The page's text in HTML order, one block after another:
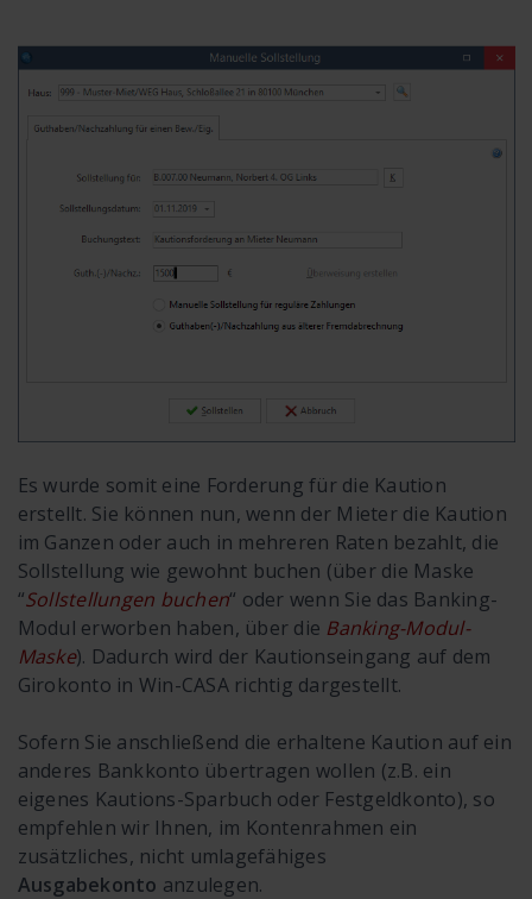
Es wurde somit eine Forderung für die Kaution
erstellt. Sie können nun, wenn der Mieter die Kaution
im Ganzen oder auch in mehreren Raten bezahlt, die
Sollstellung wie gewohnt buchen (über die Maske
“Sollstellungen buchen“ oder wenn Sie das Banking-
Modul erworben haben, über die Banking-Modul-
Maske). Dadurch wird der Kautionseingang auf dem
Girokonto in Win-CASA richtig dargestellt.
Sofern Sie anschließend die erhaltene Kaution auf ein
anderes Bankkonto übertragen wollen (z.B. ein
eigenes Kautions-Sparbuch oder Festgeldkonto), so
empfehlen wir Ihnen, im Kontenrahmen ein
zusätzliches, nicht umlagefähiges
Ausgabekonto anzulegen.